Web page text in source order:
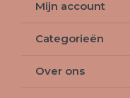
Mijn account
Categorieën
Over ons